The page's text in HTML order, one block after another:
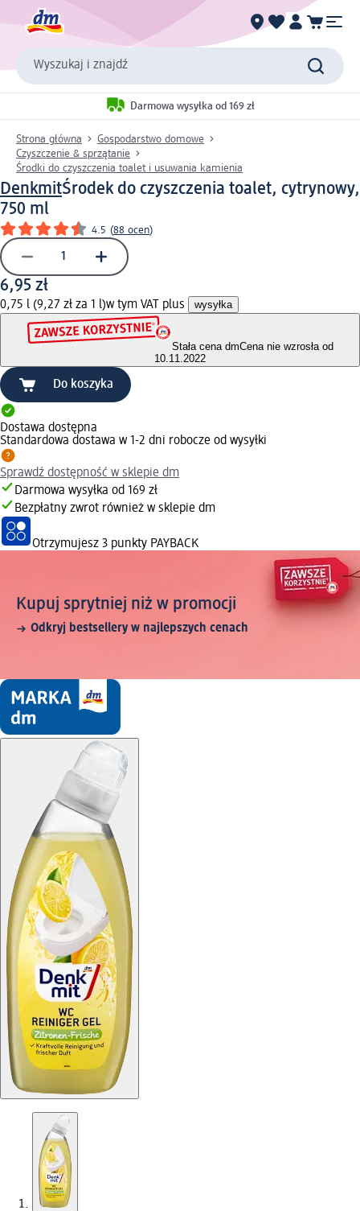
Wyszukaj i znajdź
Darmowa wysyłka od 169 zł
Strona główna
Gospodarstwo domowe
Czyszczenie & sprzątanie
Środki do czyszczenia toalet i usuwania kamienia
DenkmitŚrodek do czyszczenia toalet, cytrynowy,
750 ml
4.5 (88 ocen)
6,95 zł
0,75 l (9,27 zł za 1 l)w tym VAT plus wysyłka
Stała cena dmCena nie wzrosła od
10.11.2022
Do koszyka
Dostawa dostępna
Standardowa dostawa w 1-2 dni robocze od wysyłki
Sprawdź dostępność w sklepie dm
Darmowa wysyłka od 169 zł
Bezpłatny zwrot również w sklepie dm
Otrzymujesz 3 punkty PAYBACK
Kupuj sprytniej niż w promocji
Odkryj bestsellery w najlepszych cenach